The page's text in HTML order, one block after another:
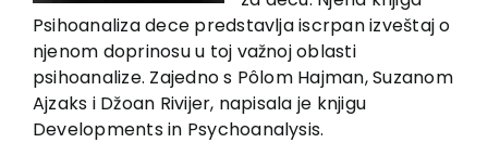
Psihoanaliza dece predstavlja iscrpan izveštaj o
njenom doprinosu u toj važnoj oblasti
psihoanalize. Zajedno s Pôlom Hajman, Suzanom
Ajzaks i Džoan Rivijer, napisala je knjigu
Developments in Psychoanalysis.